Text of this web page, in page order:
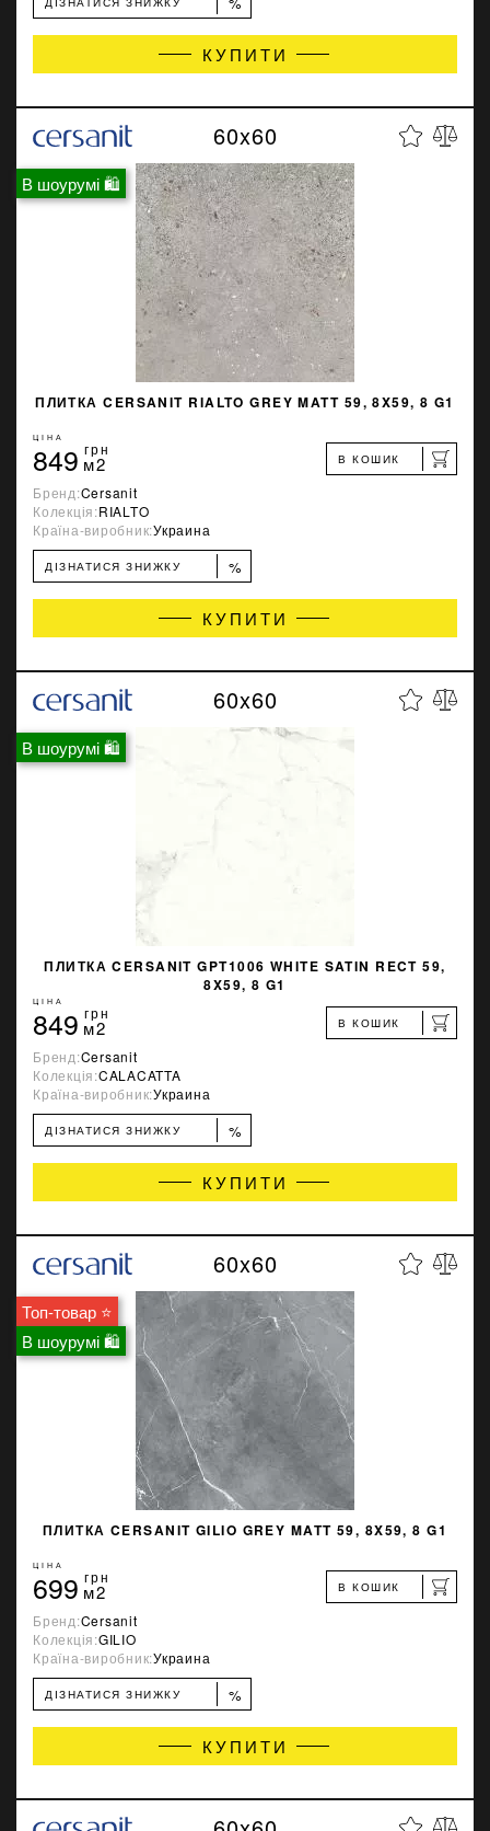
КУПИТИ
В шоурумі 🛍
60x60
ПЛИТКА CERSANIT RIALTO GREY MATT 59, 8X59, 8 G1
ЦІНА
849 грн
м2 В КОШИК
Бренд:Cersanit
Колекція:RIALTO
Країна-виробник:Украина
ДІЗНАТИСЯ ЗНИЖКУ %
КУПИТИ
В шоурумі 🛍
60x60
ПЛИТКА CERSANIT GPT1006 WHITE SATIN RECT 59,
8X59, 8 G1
ЦІНА
849 грн
м2 В КОШИК
Бренд:Cersanit
Колекція:CALACATTA
Країна-виробник:Украина
ДІЗНАТИСЯ ЗНИЖКУ %
КУПИТИ
Топ-товар ⭐
В шоурумі 🛍
60x60
ПЛИТКА CERSANIT GILIO GREY MATT 59, 8X59, 8 G1
ЦІНА
699 грн
м2 В КОШИК
Бренд:Cersanit
Колекція:GILIO
Країна-виробник:Украина
ДІЗНАТИСЯ ЗНИЖКУ %
КУПИТИ